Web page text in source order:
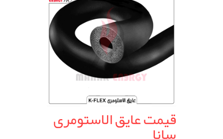
قیمت عایق الاستومری